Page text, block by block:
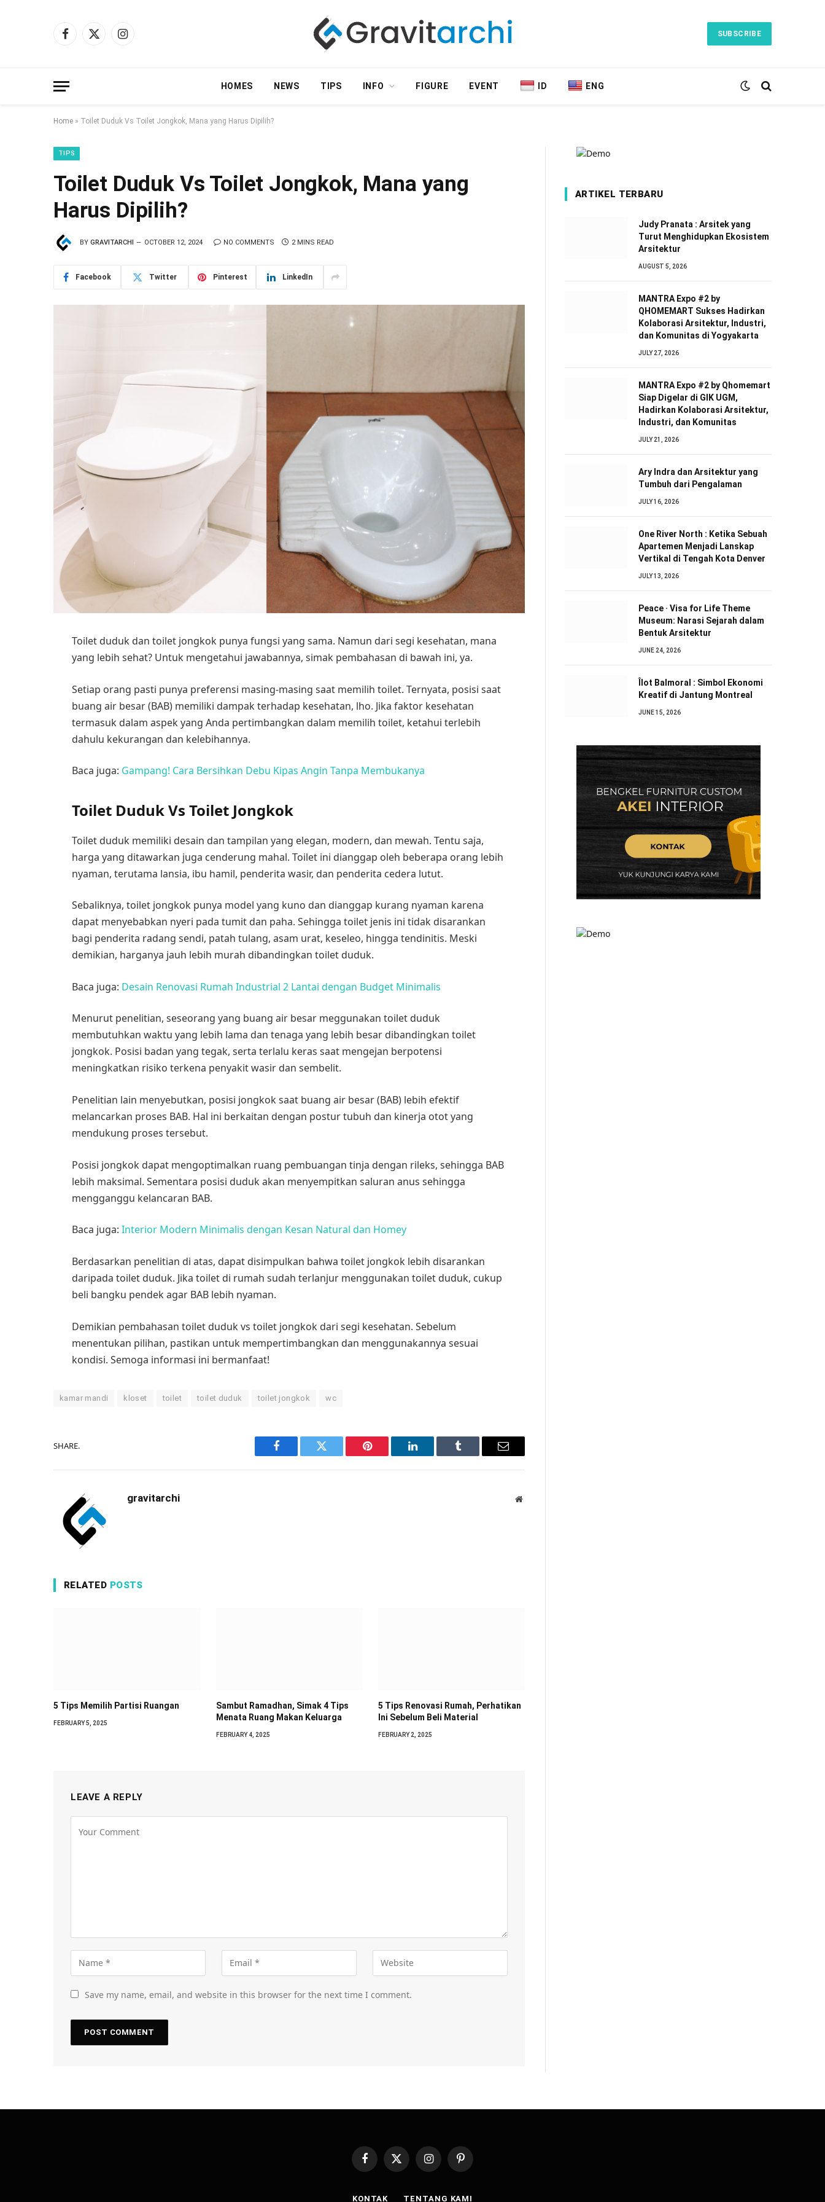
Facebook
X
Instagram SUBSCRIBE
HOMES NEWS TIPS INFO FIGURE EVENT ID ENG
Home » Toilet Duduk Vs Toilet Jongkok, Mana yang Harus Dipilih?
TIPS
Toilet Duduk Vs Toilet Jongkok, Mana yang
Harus Dipilih?
BY GRAVITARCHI OCTOBER 12, 2024 NO COMMENTS 2 MINS READ
Facebook Twitter Pinterest LinkedIn
Toilet duduk dan toilet jongkok punya fungsi yang sama. Namun dari segi kesehatan, mana
yang lebih sehat? Untuk mengetahui jawabannya, simak pembahasan di bawah ini, ya.
Setiap orang pasti punya preferensi masing-masing saat memilih toilet. Ternyata, posisi saat
buang air besar (BAB) memiliki dampak terhadap kesehatan, lho. Jika faktor kesehatan
termasuk dalam aspek yang Anda pertimbangkan dalam memilih toilet, ketahui terlebih
dahulu kekurangan dan kelebihannya.
Baca juga: Gampang! Cara Bersihkan Debu Kipas Angin Tanpa Membukanya
Toilet Duduk Vs Toilet Jongkok
Toilet duduk memiliki desain dan tampilan yang elegan, modern, dan mewah. Tentu saja,
harga yang ditawarkan juga cenderung mahal. Toilet ini dianggap oleh beberapa orang lebih
nyaman, terutama lansia, ibu hamil, penderita wasir, dan penderita cedera lutut.
Sebaliknya, toilet jongkok punya model yang kuno dan dianggap kurang nyaman karena
dapat menyebabkan nyeri pada tumit dan paha. Sehingga toilet jenis ini tidak disarankan
bagi penderita radang sendi, patah tulang, asam urat, keseleo, hingga tendinitis. Meski
demikian, harganya jauh lebih murah dibandingkan toilet duduk.
Baca juga: Desain Renovasi Rumah Industrial 2 Lantai dengan Budget Minimalis
Menurut penelitian, seseorang yang buang air besar meggunakan toilet duduk
membutuhkan waktu yang lebih lama dan tenaga yang lebih besar dibandingkan toilet
jongkok. Posisi badan yang tegak, serta terlalu keras saat mengejan berpotensi
meningkatkan risiko terkena penyakit wasir dan sembelit.
Penelitian lain menyebutkan, posisi jongkok saat buang air besar (BAB) lebih efektif
melancarkan proses BAB. Hal ini berkaitan dengan postur tubuh dan kinerja otot yang
mendukung proses tersebut.
Posisi jongkok dapat mengoptimalkan ruang pembuangan tinja dengan rileks, sehingga BAB
lebih maksimal. Sementara posisi duduk akan menyempitkan saluran anus sehingga
mengganggu kelancaran BAB.
Baca juga:Interior Modern Minimalis dengan Kesan Natural dan Homey
Berdasarkan penelitian di atas, dapat disimpulkan bahwa toilet jongkok lebih disarankan
daripada toilet duduk. Jika toilet di rumah sudah terlanjur menggunakan toilet duduk, cukup
beli bangku pendek agar BAB lebih nyaman.
Demikian pembahasan toilet duduk vs toilet jongkok dari segi kesehatan. Sebelum
menentukan pilihan, pastikan untuk mempertimbangkan dan menggunakannya sesuai
kondisi. Semoga informasi ini bermanfaat!
kamar mandi kloset toilet toilet duduk toilet jongkok wc
SHARE.
Facebook Twitter Pinterest LinkedIn Tumblr Email
gravitarchi Website
RELATED POSTS
5 Tips Memilih Partisi Ruangan
FEBRUARY 5, 2025
Sambut Ramadhan, Simak 4 Tips
Menata Ruang Makan Keluarga
FEBRUARY 4, 2025
5 Tips Renovasi Rumah, Perhatikan
Ini Sebelum Beli Material
FEBRUARY 2, 2025
LEAVE A REPLY
Save my name, email, and website in this browser for the next time I comment.
ARTIKEL TERBARU
Judy Pranata : Arsitek yang
Turut Menghidupkan Ekosistem
Arsitektur
AUGUST 5, 2026
MANTRA Expo #2 by
QHOMEMART Sukses Hadirkan
Kolaborasi Arsitektur, Industri,
dan Komunitas di Yogyakarta
JULY 27, 2026
MANTRA Expo #2 by Qhomemart
Siap Digelar di GIK UGM,
Hadirkan Kolaborasi Arsitektur,
Industri, dan Komunitas
JULY 21, 2026
Ary Indra dan Arsitektur yang
Tumbuh dari Pengalaman
JULY 16, 2026
One River North : Ketika Sebuah
Apartemen Menjadi Lanskap
Vertikal di Tengah Kota Denver
JULY 13, 2026
Peace · Visa for Life Theme
Museum: Narasi Sejarah dalam
Bentuk Arsitektur
JUNE 24, 2026
Îlot Balmoral : Simbol Ekonomi
Kreatif di Jantung Montreal
JUNE 15, 2026
FacebookX
(Twitter)
InstagramPinterest
KONTAK TENTANG KAMI